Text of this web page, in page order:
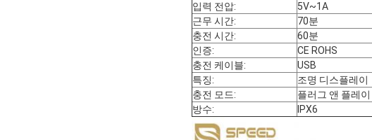
입력 전압:
5V~1A
근무 시간:
70분
충전 시간:
60분
인증:
CE ROHS
충전 케이블:
USB
특징:
조명 디스플레이
충전 모드:
플러그 앤 플레이
방수:
IPX6